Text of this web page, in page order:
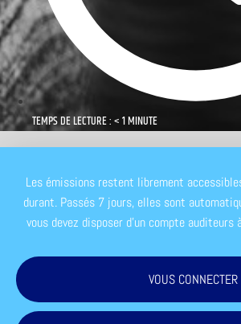
TEMPS DE LECTURE : < 1 MINUTE
Les émissions restent librement
durant. Passés 7 jours, elles sont
vous devez disposer d'un compte
VOUS CONNECTER